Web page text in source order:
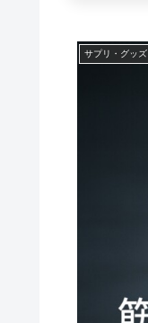
サプリ・グッズ